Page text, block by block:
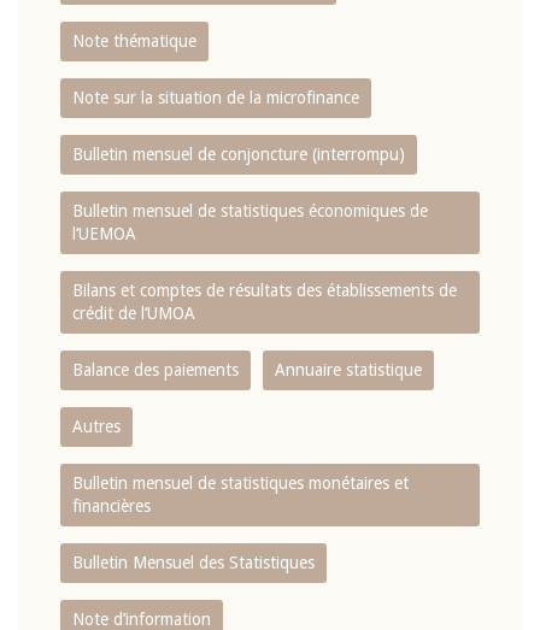
Note thématique
Note sur la situation de la microfinance
Bulletin mensuel de conjoncture (interrompu)
Bulletin mensuel de statistiques économiques de
l‘UEMOA
Bilans et comptes de résultats des établissements de
crédit de l‘UMOA
Balance des paiements Annuaire statistique
Autres
Bulletin mensuel de statistiques monétaires et
financières
Bulletin Mensuel des Statistiques
Note d’information